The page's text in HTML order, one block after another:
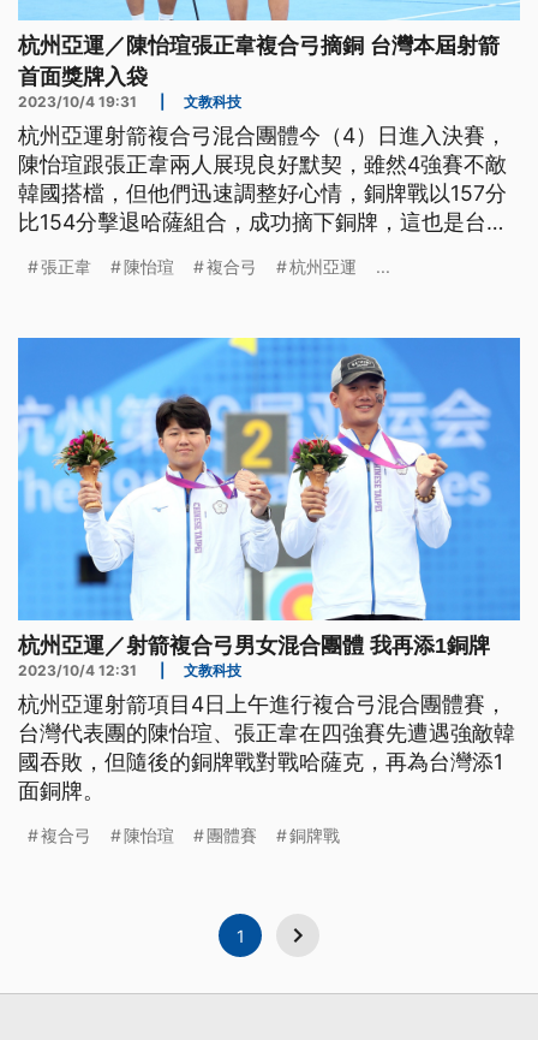
杭州亞運／陳怡瑄張正韋複合弓摘銅 台灣本屆射箭
首面獎牌入袋
2023/10/4 19:31 文教科技
杭州亞運射箭複合弓混合團體今（4）日進入決賽，
陳怡瑄跟張正韋兩人展現良好默契，雖然4強賽不敵
韓國搭檔，但他們迅速調整好心情，銅牌戰以157分
比154分擊退哈薩組合，成功摘下銅牌，這也是台灣
張正韋 陳怡瑄 複合弓 杭州亞運 ...
杭州亞運／射箭複合弓男女混合團體 我再添1銅牌
2023/10/4 12:31 文教科技
杭州亞運射箭項目4日上午進行複合弓混合團體賽，
台灣代表團的陳怡瑄、張正韋在四強賽先遭遇強敵韓
國吞敗，但隨後的銅牌戰對戰哈薩克，再為台灣添1
面銅牌。
複合弓 陳怡瑄 團體賽 銅牌戰
1